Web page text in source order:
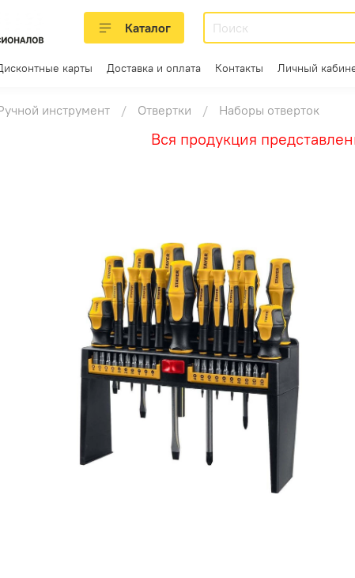
Каталог
карты Доставка и оплата Контакты Личный
инструмент Отвертки Наборы отверток
Вся продукция